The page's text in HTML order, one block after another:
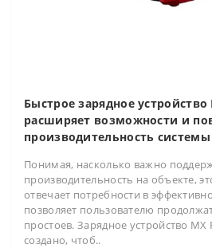
Быстрое зарядное устройство
расширяет возможности и
производительность системы
Понимая, насколько важно
производительность на объекте,
отвечает потребности в
позволяет пользователю
простоев. Зарядное устройство MX
создано, чтоб..